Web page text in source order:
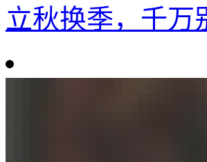
立秋换季，千万